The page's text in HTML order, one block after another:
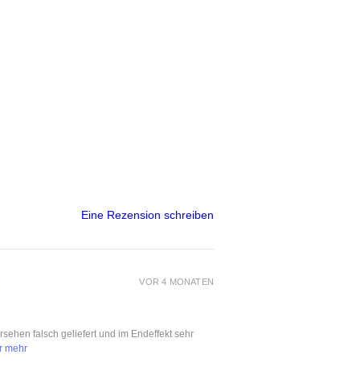
Eine Rezension schreiben
VOR 4 MONATEN
falsch geliefert und im Endeffekt sehr
mehr